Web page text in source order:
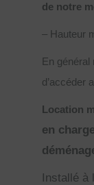
de notre
– Hauteur
En
d’accéder
Location
en
Installé à